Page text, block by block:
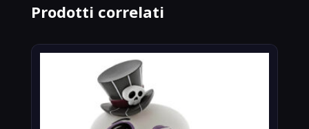
Prodotti correlati